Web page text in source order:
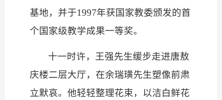
基地，并于1997年获国家教委颁发的首
个国家级教学成果一等奖。
十一时许，王强先生缓步走进唐敖
庆楼二层大厅，在余瑞璜先生塑像前肃
立默哀。他轻轻整理花束，以洁白鲜花